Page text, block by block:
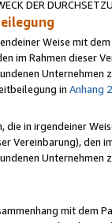
DER
Weise mit
im Rahmen dieser
in Anhang 2
in irgendeiner
Vereinbarung), den
mit dem